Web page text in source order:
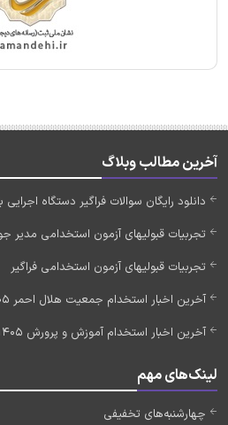
آخرین مطالب وبلاگ
دانلود رایگان سوالات فراگیر دستگاه اجرایی
تجربیات قبولیهای آزمون استخدامی مدیر
تجربیات قبولیهای آزمون استخدامی فراگیر
آخرین اخبار استخدام جمعیت هلال احمر 1405 (به زودی)
آخرین اخبار استخدام آموزش و پرورش 1405 (به زودی)
لینک‌های مهم
چهارشنبه‌های تخفیفی